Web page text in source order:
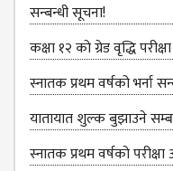
PROGRAMS
& POLICIES
FEE
STRUCTURE
METHODS &
TECHNIQUES
सन्बन्धी सूचना!
कक्षा १२ को ग्रेड वृद्धि
स्नातक प्रथम वर्षको भर्ना
यातायात शुल्‍क बुझाउने
स्नातक प्रथम वर्षको